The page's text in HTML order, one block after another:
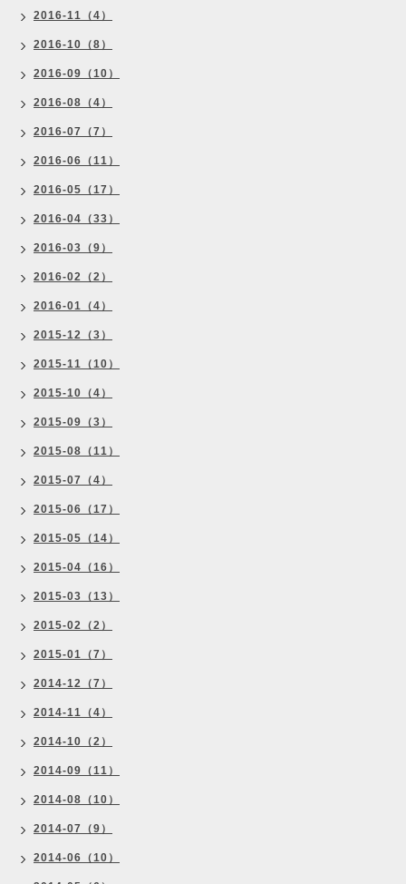
2016-11（4）
2016-10（8）
2016-09（10）
2016-08（4）
2016-07（7）
2016-06（11）
2016-05（17）
2016-04（33）
2016-03（9）
2016-02（2）
2016-01（4）
2015-12（3）
2015-11（10）
2015-10（4）
2015-09（3）
2015-08（11）
2015-07（4）
2015-06（17）
2015-05（14）
2015-04（16）
2015-03（13）
2015-02（2）
2015-01（7）
2014-12（7）
2014-11（4）
2014-10（2）
2014-09（11）
2014-08（10）
2014-07（9）
2014-06（10）